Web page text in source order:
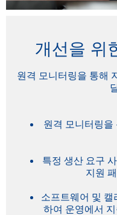
개선을 위
원격 모니터링을 통해
원격 모니터링을
특정 생산 요구
지원
소프트웨어 및 캘
하여 운영에서